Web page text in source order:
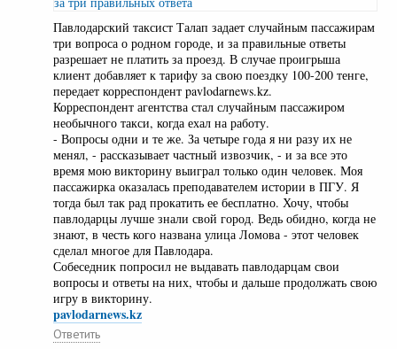
Павлодарский таксист Талап задает случайным пассажирам
три вопроса о родном городе, и за правильные ответы
разрешает не платить за проезд. В случае проигрыша
клиент добавляет к тарифу за свою поездку 100-200 тенге,
передает корреспондент pavlodarnews.kz.
Корреспондент агентства стал случайным пассажиром
необычного такси, когда ехал на работу.
- Вопросы одни и те же. За четыре года я ни разу их не
менял, - рассказывает частный извозчик, - и за все это
время мою викторину выиграл только один человек. Моя
пассажирка оказалась преподавателем истории в ПГУ. Я
тогда был так рад прокатить ее бесплатно. Хочу, чтобы
павлодарцы лучше знали свой город. Ведь обидно, когда не
знают, в честь кого названа улица Ломова - этот человек
сделал многое для Павлодара.
Собеседник попросил не выдавать павлодарцам свои
вопросы и ответы на них, чтобы и дальше продолжать свою
игру в викторину.
pavlodarnews.kz
Ответить